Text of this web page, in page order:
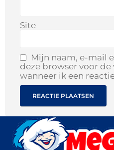
Site
Mijn naam, e-mail
deze browser voor de
wanneer ik een